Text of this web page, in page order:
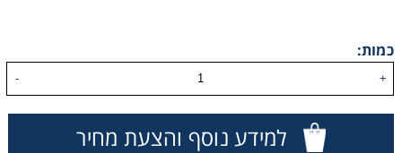
כמות:
+
-
למידע נוסף והצעת מחיר